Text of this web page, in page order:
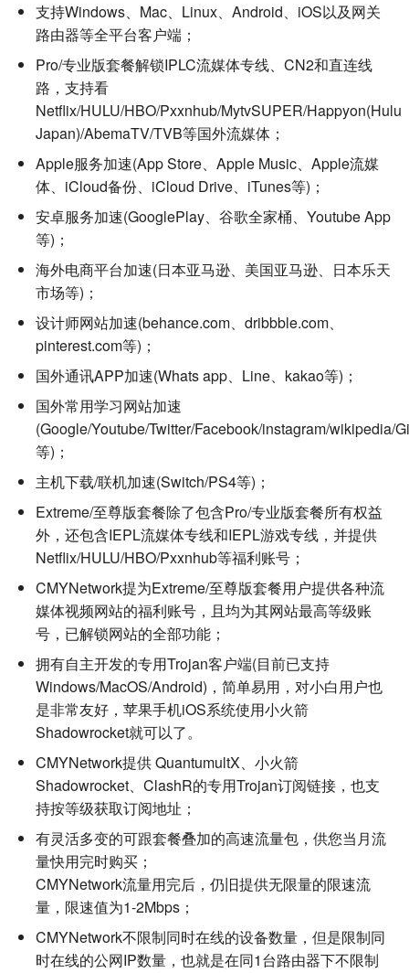
支持Windows、Mac、Linux、Android、iOS以及网关
路由器等全平台客户端；
Pro/专业版套餐解锁IPLC流媒体专线、CN2和直连线
路，支持看
Netflix/HULU/HBO/Pxxnhub/MytvSUPER/Happyon(Hulu
Japan)/AbemaTV/TVB等国外流媒体；
Apple服务加速(App Store、Apple Music、Apple流媒
体、iCloud备份、iCloud Drive、iTunes等)；
安卓服务加速(GooglePlay、谷歌全家桶、Youtube App
等)；
海外电商平台加速(日本亚马逊、美国亚马逊、日本乐天
市场等)；
设计师网站加速(behance.com、dribbble.com、
pinterest.com等)；
国外通讯APP加速(Whats app、Line、kakao等)；
国外常用学习网站加速
(Google/Youtube/Twitter/Facebook/instagram/wikipedia/
等)；
主机下载/联机加速(Switch/PS4等)；
Extreme/至尊版套餐除了包含Pro/专业版套餐所有权益
外，还包含IEPL流媒体专线和IEPL游戏专线，并提供
Netflix/HULU/HBO/Pxxnhub等福利账号；
CMYNetwork提为Extreme/至尊版套餐用户提供各种流
媒体视频网站的福利账号，且均为其网站最高等级账
号，已解锁网站的全部功能；
拥有自主开发的专用Trojan客户端(目前已支持
Windows/MacOS/Android)，简单易用，对小白用户也
是非常友好，苹果手机iOS系统使用小火箭
Shadowrocket就可以了。
CMYNetwork提供 QuantumultX、小火箭
Shadowrocket、ClashR的专用Trojan订阅链接，也支
持按等级获取订阅地址；
有灵活多变的可跟套餐叠加的高速流量包，供您当月流
量快用完时购买；
CMYNetwork流量用完后，仍旧提供无限量的限速流
量，限速值为1-2Mbps；
CMYNetwork不限制同时在线的设备数量，但是限制同
时在线的公网IP数量，也就是在同1台路由器下不限制